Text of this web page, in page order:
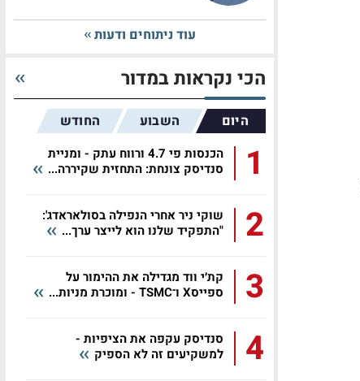
עוד ניתוחים ודעות
הכי נקראות במדור
היום השבוע החודש
1
הכנסות פי 4.7 ורווח עתק - ומניית
סנדיסק צונחת: התחזית שקיררה...
2
שוקי ניר אחרי הנפילה בסולאראדג':
"התפקיד שלנו הוא לייצר ערך...
3
קת׳י ווד מגדילה את ההימור על
ספייסX ו־TSMC - ומוכרת מניות...
4
סנדיסק עקפה את הציפיות -
למשקיעים זה לא הספיק